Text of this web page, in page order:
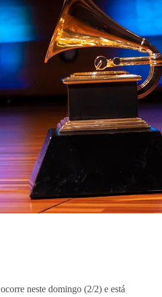
ocorre neste domingo (2/2) e está